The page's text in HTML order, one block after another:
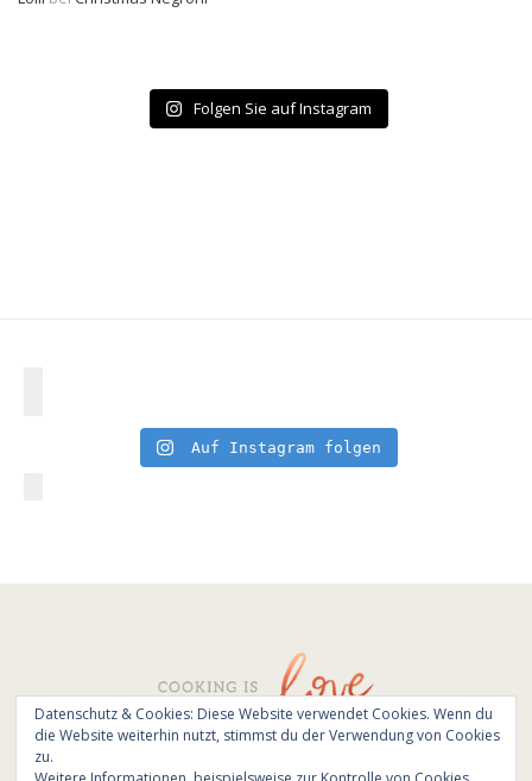
Folgen Sie auf Instagram
Auf Instagram folgen
© All Rights Reserved - Cooking is love 2017.
Datenschutz & Cookies: Diese Website verwendet Cookies. Wenn du
die Website weiterhin nutzt, stimmst du der Verwendung von Cookies
zu.